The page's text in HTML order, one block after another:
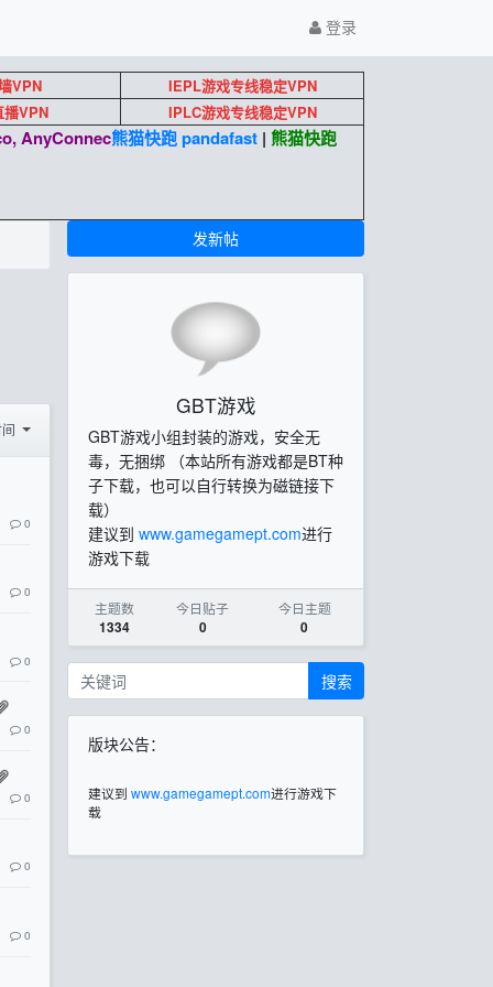
登录
VPN
IEPL游戏专线稳定VPN
VPN IPLC游戏专线稳定VPN
AnyConnec熊猫快跑 pandafast| 熊猫快跑
0
0
0
0
0
0
0
发新帖
GBT游戏
GBT游戏小组封装的游戏，安全无
毒，无捆绑 （本站所有游戏都是BT种
子下载，也可以自行转换为磁链接下
载）
建议到 www.gamegamept.com进行
游戏下载
主题数
1334
今日贴子
0
今日主题
0
搜索
版块公告：
建议到 www.gamegamept.com进行游戏下
载